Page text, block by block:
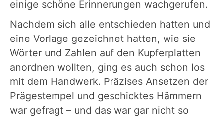
einige schöne Erinnerungen wachgerufen.
Nachdem sich alle entschieden hatten und
eine Vorlage gezeichnet hatten, wie sie
Wörter und Zahlen auf den Kupferplatten
anordnen wollten, ging es auch schon los
mit dem Handwerk. Präzises Ansetzen der
Prägestempel und geschicktes Hämmern
war gefragt – und das war gar nicht so